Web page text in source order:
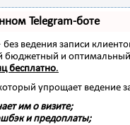
Telegram-боте
без ведения записи
бюджетный и
бесплатно.
упрощает ведение
им о визите;
и предоплаты;